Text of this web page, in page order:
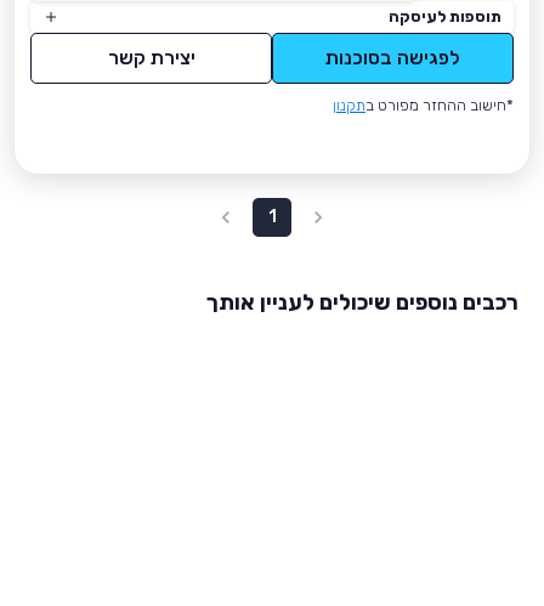
תוספות לעיסקה
לפגישה בסוכנות יצירת קשר
*חישוב ההחזר מפורט בתקנון
1
רכבים נוספים שיכולים לעניין אותך